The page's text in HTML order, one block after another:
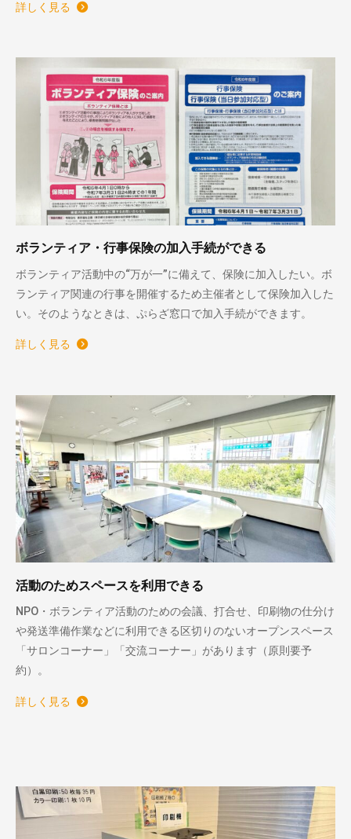
詳しく見る
ボランティア・行事保険の加入手続ができる
ボランティア活動中の“万が一”に備えて、保険に加入したい。ボ
ランティア関連の行事を開催するため主催者として保険加入した
い。そのようなときは、ぷらざ窓口で加入手続ができます。
詳しく見る
活動のためスペースを利用できる
NPO・ボランティア活動のための会議、打合せ、印刷物の仕分け
や発送準備作業などに利用できる区切りのないオープンスペース
「サロンコーナー」「交流コーナー」があります（原則要予
約）。
詳しく見る